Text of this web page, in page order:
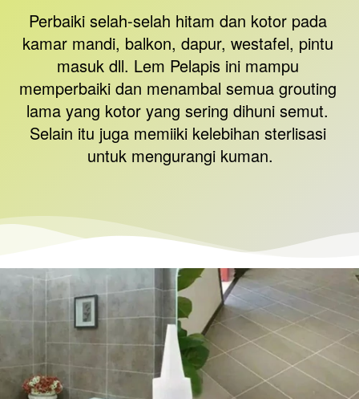
Perbaiki selah-selah hitam dan kotor pada
kamar mandi, balkon, dapur, westafel, pintu
masuk dll. Lem Pelapis ini mampu
memperbaiki dan menambal semua grouting
lama yang kotor yang sering dihuni semut.
Selain itu juga memiiki kelebihan sterlisasi
untuk mengurangi kuman.